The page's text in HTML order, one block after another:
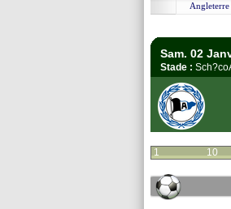
Angleterre
Sam. 02
Stade :
1 10